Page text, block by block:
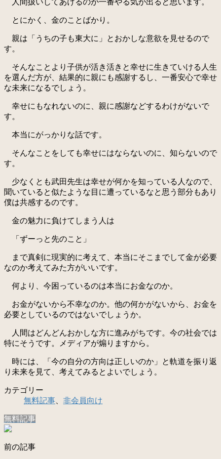
とにかく、金のことばかり。
親は「うちの子も東大に」とおかしな意欲を見せるので
す。
そんなことより子供が活き活きと幸せに生きていける人生
を選んだ方が、結果的に親にも感謝するし、一番安心で幸せ
な未来になるでしょう。
幸せにもなれないのに、親に感謝などするわけがないで
す。
本当にがっかりな話です。
そんなことをしても幸せにはならないのに、知らないので
す。
少なくとも武田先生は幸せが何かを知っている人なので、
聞いていると似たような目に遭っているなと思う部分もあり
僕は共感するのです。
金の魅力に負けてしまう人は
「ずーっと先のこと」
まで真剣に現実的に考えて、本当にそこまでして金が必要
なのか考えてみた方がいいです。
何より、今困っているのは本当にお金なのか。
お金がないから不幸なのか。他の何かがないから、お金を
必要としているのではないでしょうか。
人間はどんどんおかしな方に進みがちです。今の社会では
特にそうです。メディアが煽りますから。
時には、「今の自分の方向は正しいのか」と軌道を振り返
り未来を見て、考えてみるとよいでしょう。
カテゴリー
無料記事
非会員向け
無料記事
前の記事